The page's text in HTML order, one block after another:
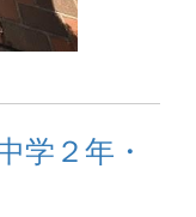
学２年・